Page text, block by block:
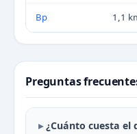
Bp 1,1
Preguntas
¿Cuánto cuesta el